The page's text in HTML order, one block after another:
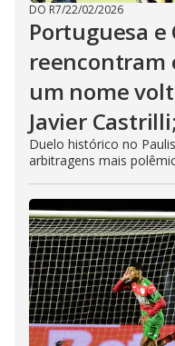
DO R7/22/02/2026
Portuguesa
reencontram
um nome
Javier
Duelo histórico no
arbitragens mais